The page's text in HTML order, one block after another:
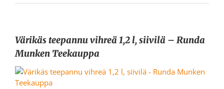
Värikäs teepannu vihreä 1,2 l, siivilä – Runda
Munken Teekauppa